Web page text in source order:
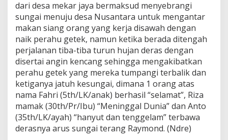
dari desa mekar jaya bermaksud menyebrangi
sungai menuju desa Nusantara untuk mengantar
makan siang orang yang kerja disawah dengan
naik perahu getek, namun ketika berada ditengah
perjalanan tiba-tiba turun hujan deras dengan
disertai angin kencang sehingga mengakibatkan
perahu getek yang mereka tumpangi terbalik dan
ketiganya jatuh kesungai, dimana 1 orang atas
nama Fahri (5th/LK/anak) berhasil “selamat”, Riza
mamak (30th/Pr/Ibu) “Meninggal Dunia” dan Anto
(35th/LK/ayah) “hanyut dan tenggelam” terbawa
derasnya arus sungai terang Raymond. (Ndre)